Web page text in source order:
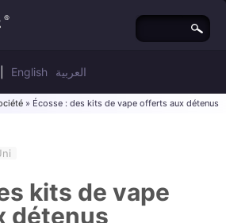
English العربية
» Écosse : des kits de vape offerts aux détenus
kits de vape
détenus